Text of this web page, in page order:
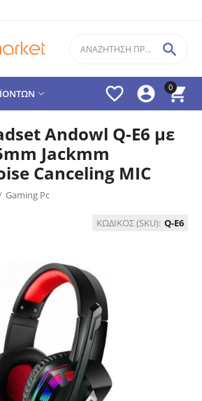
0





Andowl Q-E6 με
Jackmm
Canceling MIC
Gaming Pc
ΚΩΔΙΚΟΣ (SKU): Q-E6